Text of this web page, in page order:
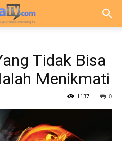
Tidak Bisa
Menikmati
0
1137